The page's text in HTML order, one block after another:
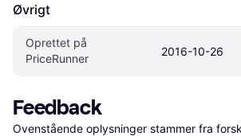
Øvrigt
Oprettet på
PriceRunner
2016-10-26
Feedback
Ovenstående oplysninger stammer fra